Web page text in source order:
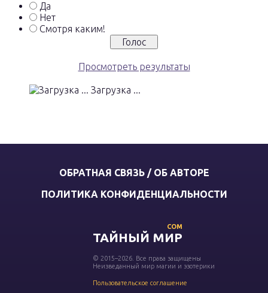
Да
Нет
Смотря каким!
Просмотреть результаты
Загрузка ...
ОБРАТНАЯ СВЯЗЬ / ОБ АВТОРЕ
ПОЛИТИКА КОНФИДЕНЦИАЛЬНОСТИ
ТАЙНЫЙ МИР
COM
© 2015–2026. Все права защищены
Неизведанный мир магии и эзотерики
Пользовательское соглашение